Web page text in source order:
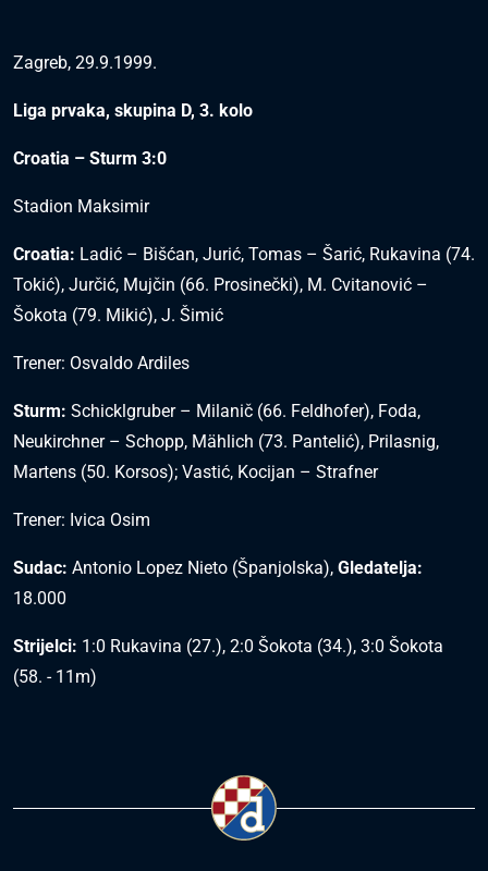
Zagreb, 29.9.1999.
Liga prvaka, skupina D, 3. kolo
Croatia – Sturm 3:0
Stadion Maksimir
Croatia: Ladić – Bišćan, Jurić, Tomas – Šarić, Rukavina (74.
Tokić), Jurčić, Mujčin (66. Prosinečki), M. Cvitanović –
Šokota (79. Mikić), J. Šimić
Trener: Osvaldo Ardiles
Sturm: Schicklgruber – Milanič (66. Feldhofer), Foda,
Neukirchner – Schopp, Mählich (73. Pantelić), Prilasnig,
Martens (50. Korsos); Vastić, Kocijan – Strafner
Trener: Ivica Osim
Sudac: Antonio Lopez Nieto (Španjolska), Gledatelja:
18.000
Strijelci: 1:0 Rukavina (27.), 2:0 Šokota (34.), 3:0 Šokota
(58. - 11m)